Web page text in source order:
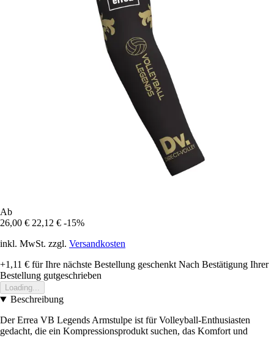
Ab
26,00 € 22,12 € -15%
inkl. MwSt. zzgl. Versandkosten
+1,11 € für Ihre nächste Bestellung geschenkt Nach Bestätigung Ihrer
Bestellung gutgeschrieben
Loading...
Beschreibung
Der Errea VB Legends Armstulpe ist für Volleyball-Enthusiasten
gedacht, die ein Kompressionsprodukt suchen, das Komfort und